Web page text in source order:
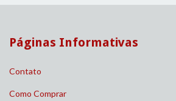
Páginas Informativas
Contato
Como Comprar